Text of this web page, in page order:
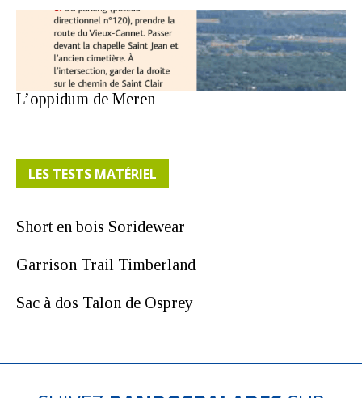
L’oppidum de Meren
LES TESTS MATÉRIEL
Short en bois Soridewear
Garrison Trail Timberland
Sac à dos Talon de Osprey